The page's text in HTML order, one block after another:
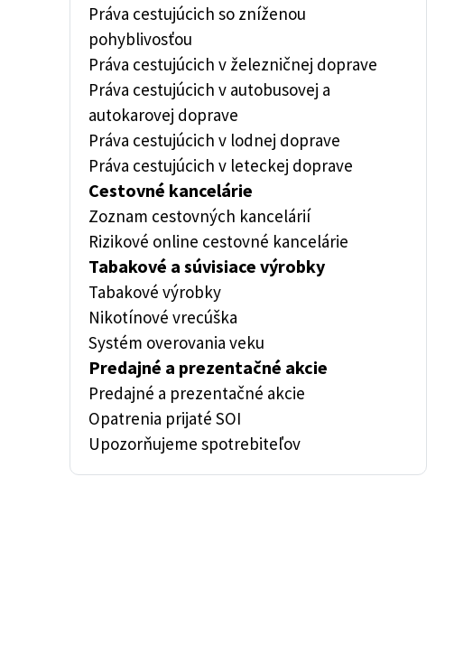
Práva cestujúcich so zníženou
pohyblivosťou
Práva cestujúcich v železničnej doprave
Práva cestujúcich v autobusovej a
autokarovej doprave
Práva cestujúcich v lodnej doprave
Práva cestujúcich v leteckej doprave
Cestovné kancelárie
Zoznam cestovných kancelárií
Rizikové online cestovné kancelárie
Tabakové a súvisiace výrobky
Tabakové výrobky
Nikotínové vrecúška
Systém overovania veku
Predajné a prezentačné akcie
Predajné a prezentačné akcie
Opatrenia prijaté SOI
Upozorňujeme spotrebiteľov